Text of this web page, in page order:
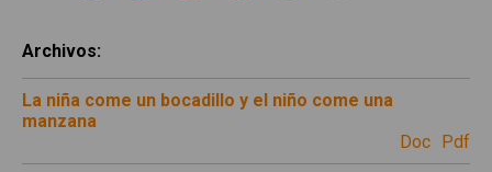
Archivos:
La niña come un bocadillo y el niño come una
manzana
doc
pdf